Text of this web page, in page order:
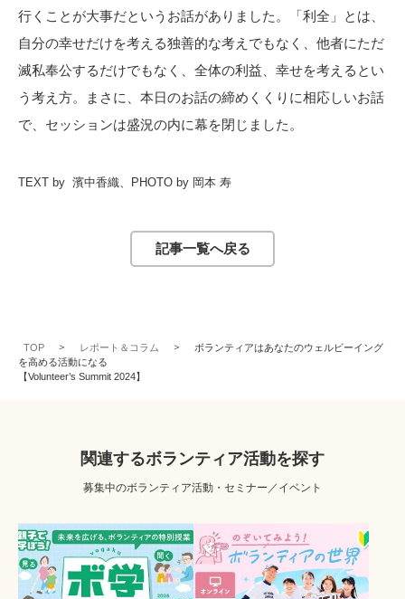
行くことが大事だというお話がありました。「利全」とは、
自分の幸せだけを考える独善的な考えでもなく、他者にただ
滅私奉公するだけでもなく、全体の利益、幸せを考えるとい
う考え方。まさに、本日のお話の締めくくりに相応しいお話
で、セッションは盛況の内に幕を閉じました。
TEXT by 濱中香織、PHOTO by 岡本 寿
記事一覧へ戻る
TOP レポート＆コラム
ボランティアはあなたのウェルビーイング
を高める活動になる
【Volunteer’s Summit 2024】
関連するボランティア活動を探す
募集中のボランティア活動・セミナー／イベント